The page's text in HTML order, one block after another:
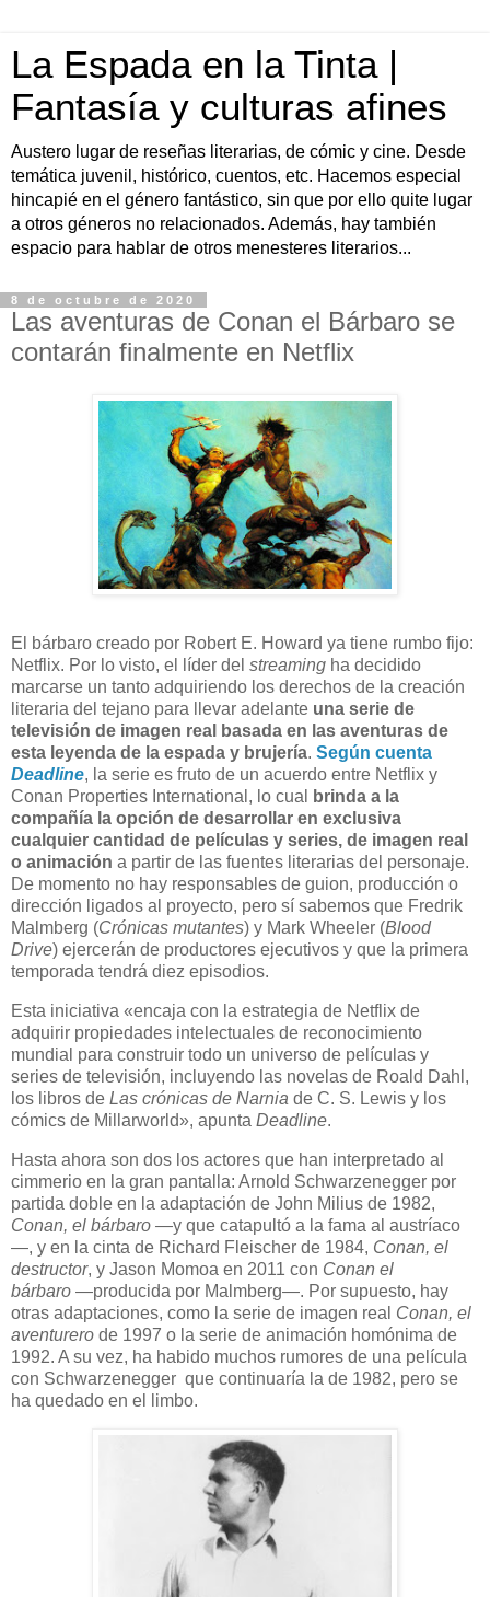
La Espada en la Tinta |
Fantasía y culturas afines
Austero lugar de reseñas literarias, de cómic y cine. Desde
temática juvenil, histórico, cuentos, etc. Hacemos especial
hincapié en el género fantástico, sin que por ello quite lugar
a otros géneros no relacionados. Además, hay también
espacio para hablar de otros menesteres literarios...
8 de octubre de 2020
Las aventuras de Conan el Bárbaro se
contarán finalmente en Netflix
E l bárbaro creado por Robert E. Howard ya tiene rumbo fijo:
Netflix. Por lo visto, el líder del streaming ha decidido
marcarse un tanto adquiriendo los derechos de la creación
literaria del tejano para llevar adelante una serie de
televisión de imagen real basada en las aventuras de
esta leyenda de la espada y brujería. Según cuenta
Deadline, la serie es fruto de un acuerdo entre Netflix y
Conan Properties International, lo cual
brinda a la
compañía la opción de desarrollar en exclusiva
cualquier cantidad de películas y series, de imagen real
o animación a partir de las fuentes literarias del personaje.
De momento no hay responsables de guion, producción o
dirección ligados al proyecto, pero sí sabemos que Fredrik
Malmberg (Crónicas mutantes) y Mark Wheeler (Blood
Drive) ejercerán de productores ejecutivos y que la primera
temporada tendrá diez episodios.
Esta iniciativa «encaja con la estrategia de Netflix de
adquirir propiedades intelectuales de reconocimiento
mundial para construir todo un universo de películas y
series de televisión, incluyendo las novelas de Roald Dahl,
los libros de Las crónicas de Narnia de C. S. Lewis y los
cómics de Millarworld», apunta Deadline.
Hasta ahora son dos los actores que han interpretado al
cimmerio en la gran pantalla: Arnold Schwarzenegger por
partida doble en la adaptación de John Milius de 1982,
Conan, el bárbaro —y que catapultó a la fama al austríaco
—, y en la cinta de Richard Fleischer de 1984, Conan, el
destructor, y Jason Momoa en 2011 con Conan el
bárbaro —producida por Malmberg—. Por supuesto, hay
otras adaptaciones, como la serie de imagen real Conan, el
aventurero de 1997 o la serie de animación homónima de
1992. A su vez, ha habido muchos rumores de una película
con Schwarzenegger que continuaría la de 1982, pero se
ha quedado en el limbo.